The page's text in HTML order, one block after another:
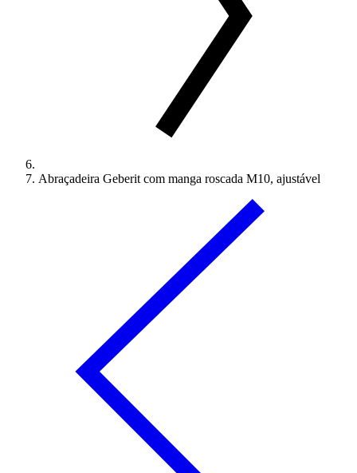
Abraçadeira Geberit com manga roscada M10, ajustável